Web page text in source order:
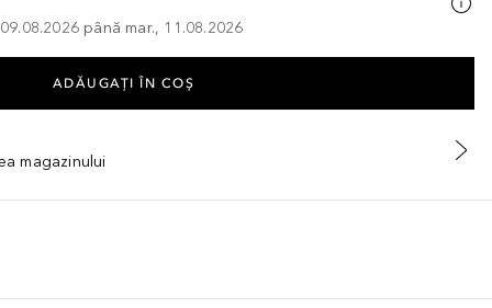
până mar., 11.08.2026
ADĂUGAȚI ÎN COŞ
magazinului